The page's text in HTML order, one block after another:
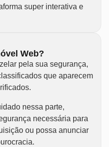
super interativa e
Web?
pela sua segurança,
que aparecem
nessa parte,
necessária para
ou possa anunciar